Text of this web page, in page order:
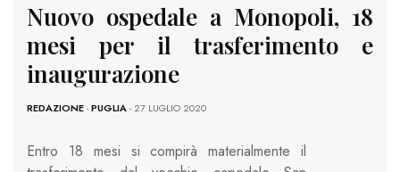
Nuovo ospedale a Monopoli, 18
mesi per il trasferimento e
inaugurazione
REDAZIONE-PUGLIA- 27 LUGLIO 2020
Entro 18 mesi si compirà materialmente il